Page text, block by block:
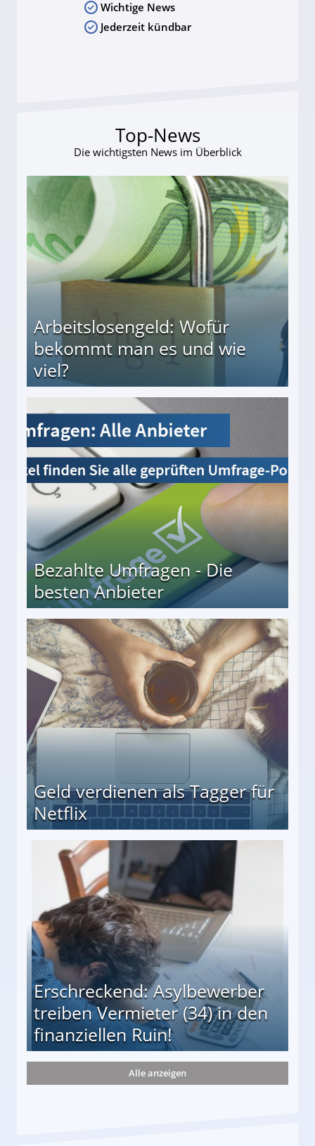
Wichtige News
Jederzeit kündbar
Top-News
Die wichtigsten News im Überblick
Arbeitslosengeld: Wofür
bekommt man es und wie
viel?
und wie viel?
Bezahlte Umfragen - Die
besten Anbieter
Geld verdienen als Tagger für
Netflix
Erschreckend: Asylbewerber
treiben Vermieter (34) in den
finanziellen Ruin!
(34) in den finanziellen Ruin!
Alle anzeigen